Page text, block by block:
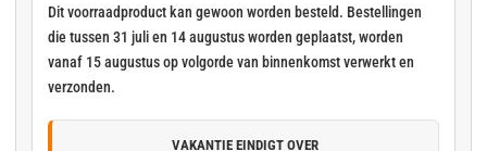
Dit voorraadproduct kan gewoon worden besteld. Bestellingen
die tussen 31 juli en 14 augustus worden geplaatst, worden
vanaf 15 augustus op volgorde van binnenkomst verwerkt en
verzonden.
VAKANTIE EINDIGT OVER